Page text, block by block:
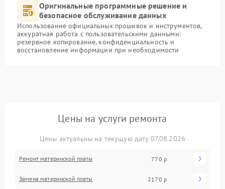
Оригинальные программные решение и
безопасное обслуживание данных
Использование официальных прошивок и инструментов,
аккуратная работа с пользовательскими данными:
резервное копирование, конфиденциальность и
восстановление информации при необходимости
Цены на услуги ремонта
Цены актуальны на текущую дату 07.08.2026
Ремонт материнской платы 770 р
Замена материнской платы 2170 р